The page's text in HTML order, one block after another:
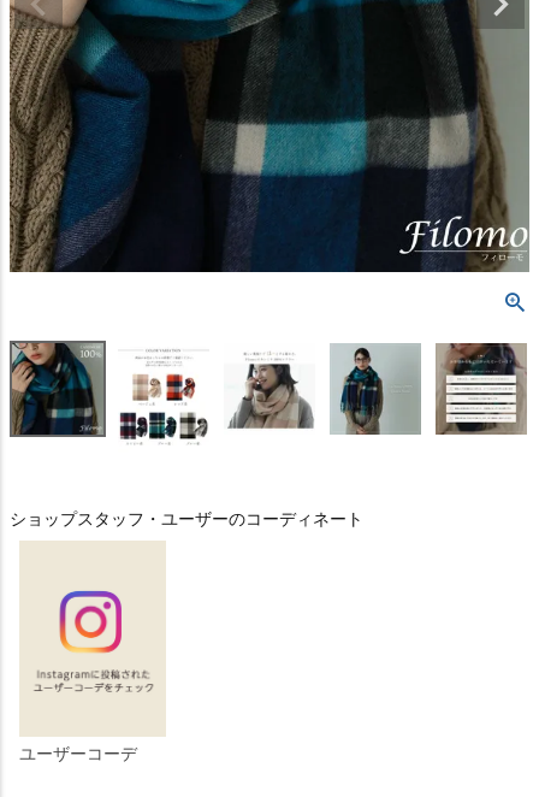
ショップスタッフ・ユーザーのコーディネート
ユーザーコーデ